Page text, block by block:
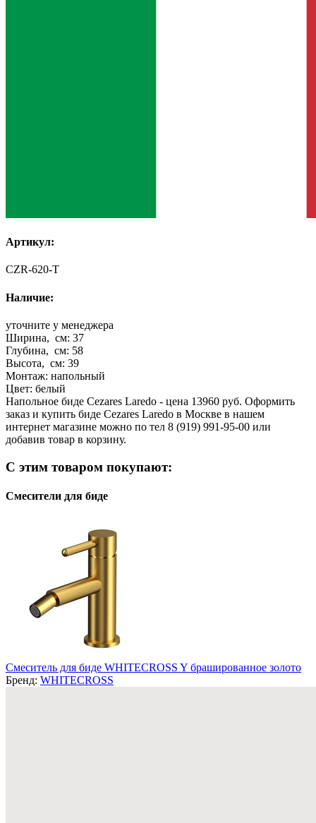
Артикул:
CZR-620-T
Наличие:
уточните у менеджера
Ширина, см: 37
Глубина, см: 58
Высота, см: 39
Монтаж: напольный
Цвет: белый
Напольное биде Cezares Laredo - цена 13960 руб. Оформить
заказ и купить биде Cezares Laredo в Москве в нашем
интернет магазине можно по тел 8 (919) 991-95-00 или
добавив товар в корзину.
С этим товаром покупают:
Смесители для биде
Смеситель для биде WHITECROSS Y брашированное золото
Бренд: WHITECROSS